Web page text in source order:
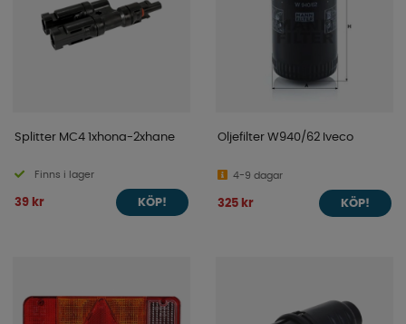
Splitter MC4 1xhona-2xhane
Finns i lager
39 kr KÖP!
Oljefilter W940/62 Iveco
4-9 dagar
325 kr KÖP!